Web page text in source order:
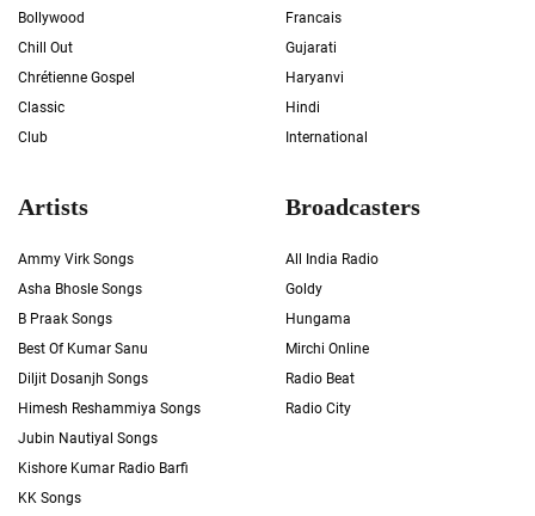
Bollywood
Chill Out
Chrétienne Gospel
Classic
Club
Francais
Gujarati
Haryanvi
Hindi
International
Artists
Ammy Virk Songs
Asha Bhosle Songs
B Praak Songs
Best Of Kumar Sanu
Diljit Dosanjh Songs
Himesh Reshammiya Songs
Jubin Nautiyal Songs
Kishore Kumar Radio Barfi
KK Songs
Broadcasters
All India Radio
Goldy
Hungama
Mirchi Online
Radio Beat
Radio City